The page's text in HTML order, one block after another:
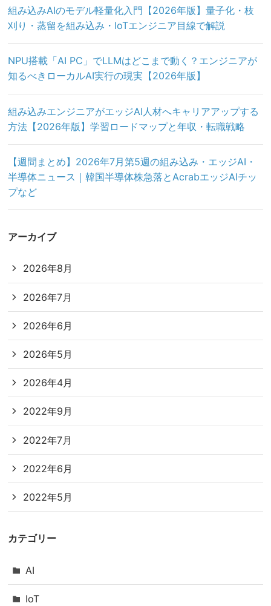
組み込みAIのモデル軽量化入門【2026年版】量子化・枝
刈り・蒸留を組み込み・IoTエンジニア目線で解説
NPU搭載「AI PC」でLLMはどこまで動く？エンジニアが
知るべきローカルAI実行の現実【2026年版】
組み込みエンジニアがエッジAI人材へキャリアアップする
方法【2026年版】学習ロードマップと年収・転職戦略
【週間まとめ】2026年7月第5週の組み込み・エッジAI・
半導体ニュース｜韓国半導体株急落とAcrabエッジAIチッ
プなど
アーカイブ
2026年8月
2026年7月
2026年6月
2026年5月
2026年4月
2022年9月
2022年7月
2022年6月
2022年5月
カテゴリー
AI
IoT